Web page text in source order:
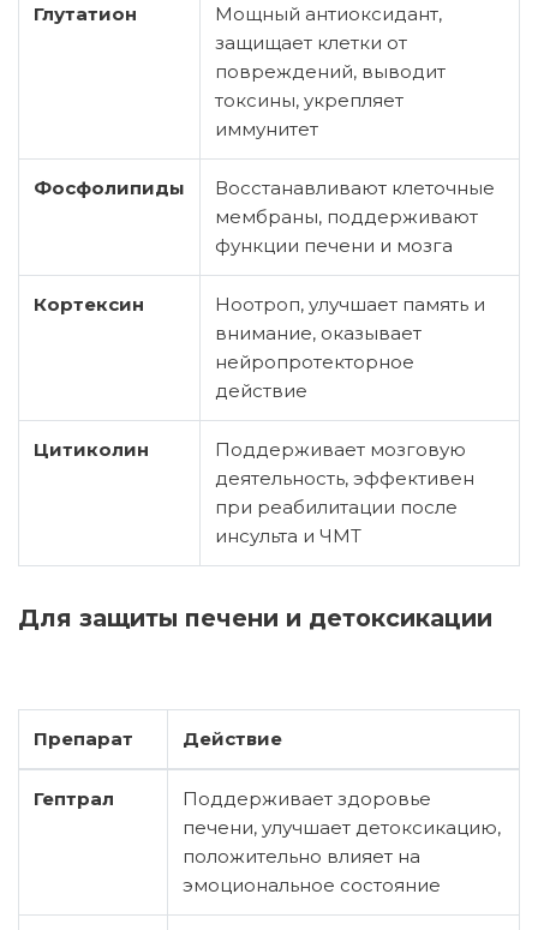
Глутатион
Мощный антиоксидант,
защищает клетки от
повреждений, выводит
токсины, укрепляет
иммунитет
Фосфолипиды
Восстанавливают клеточные
мембраны, поддерживают
функции печени и мозга
Кортексин
Ноотроп, улучшает память и
внимание, оказывает
нейропротекторное
действие
Цитиколин
Поддерживает мозговую
деятельность, эффективен
при реабилитации после
инсульта и ЧМТ
Для защиты печени и детоксикации
Препарат Действие
Гептрал
Поддерживает здоровье
печени, улучшает детоксикацию,
положительно влияет на
эмоциональное состояние